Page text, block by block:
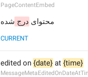
PageContentEmbed
محتوای درج شده
CURRENT
edited on {date} at {time}